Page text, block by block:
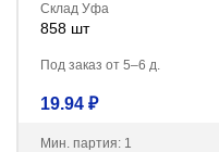
Склад Уфа
858 шт
Под заказ от 5–6 д.
19.94 ₽
Мин. партия: 1